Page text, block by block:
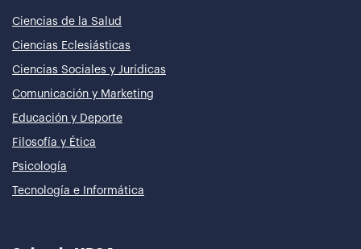
Ciencias de la Salud
Ciencias Eclesiásticas
Ciencias Sociales y Jurídicas
Comunicación y Marketing
Educación y Deporte
Filosofía y Ética
Psicología
Tecnología e Informática